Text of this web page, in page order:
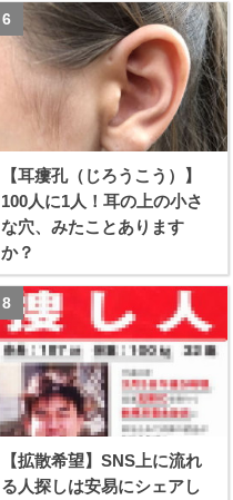
【耳瘻孔（じろうこう）】
100人に1人！耳の上の小さ
な穴、みたことあります
か？
【拡散希望】SNS上に流れ
る人探しは安易にシェアし